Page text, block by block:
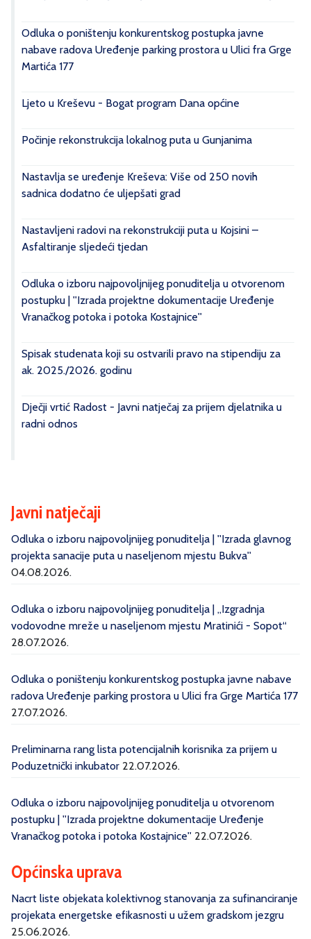
Odluka o poništenju konkurentskog postupka javne
nabave radova Uređenje parking prostora u Ulici fra Grge
Martića 177
Ljeto u Kreševu - Bogat program Dana općine
Počinje rekonstrukcija lokalnog puta u Gunjanima
Nastavlja se uređenje Kreševa: Više od 250 novih
sadnica dodatno će uljepšati grad
Nastavljeni radovi na rekonstrukciji puta u Kojsini –
Asfaltiranje sljedeći tjedan
Odluka o izboru najpovoljnijeg ponuditelja u otvorenom
postupku | ''Izrada projektne dokumentacije Uređenje
Vranačkog potoka i potoka Kostajnice''
Spisak studenata koji su ostvarili pravo na stipendiju za
ak. 2025./2026. godinu
Dječji vrtić Radost - Javni natječaj za prijem djelatnika u
radni odnos
Javni natječaji
Odluka o izboru najpovoljnijeg ponuditelja | ''Izrada glavnog
projekta sanacije puta u naseljenom mjestu Bukva''
04.08.2026.
Odluka o izboru najpovoljnijeg ponuditelja | „Izgradnja
vodovodne mreže u naseljenom mjestu Mratinići - Sopot“
28.07.2026.
Odluka o poništenju konkurentskog postupka javne nabave
radova Uređenje parking prostora u Ulici fra Grge Martića 177
27.07.2026.
Preliminarna rang lista potencijalnih korisnika za prijem u
Poduzetnički inkubator 22.07.2026.
Odluka o izboru najpovoljnijeg ponuditelja u otvorenom
postupku | ''Izrada projektne dokumentacije Uređenje
Vranačkog potoka i potoka Kostajnice'' 22.07.2026.
Općinska uprava
Nacrt liste objekata kolektivnog stanovanja za sufinanciranje
projekata energetske efikasnosti u užem gradskom jezgru
25.06.2026.